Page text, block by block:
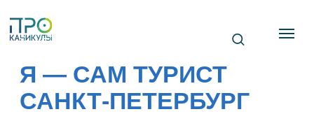
САНКТ-ПЕТЕРБУРГ